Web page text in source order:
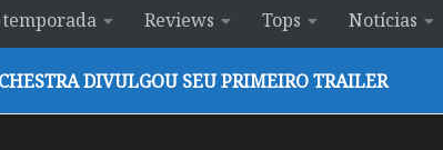
temporada Reviews Tops Notícias
DIVULGOU SEU PRIMEIRO TRAILER